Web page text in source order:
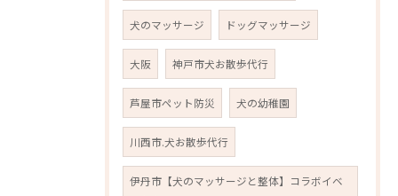
犬のマッサージ ドッグマッサージ
大阪 神戸市犬お散歩代行
芦屋市ペット防災 犬の幼稚園
川西市.犬お散歩代行
伊丹市【犬のマッサージと整体】コラボイベ